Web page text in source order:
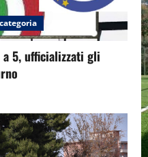
a 5, ufficializzati gli